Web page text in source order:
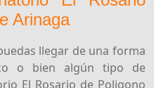
Arinaga
llegar de una forma
o bien algún tipo de
El Rosario de Poligono